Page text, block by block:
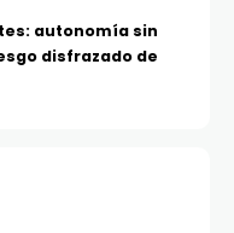
autonomía sin
disfrazado de